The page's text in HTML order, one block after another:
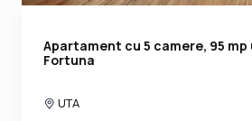
Apartament cu 5 camere, 95
Fortuna
UTA